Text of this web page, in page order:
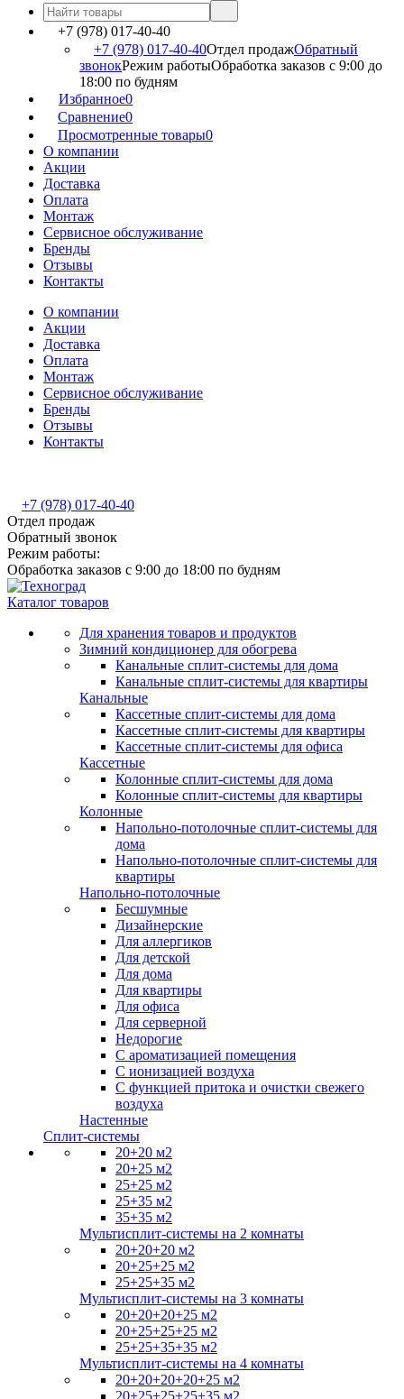
+7 (978) 017-40-40
+7 (978) 017-40-40Отдел продажОбратный
звонокРежим работыОбработка заказов с 9:00 до
18:00 по будням
Избранное0
Сравнение0
Просмотренные товары0
О компании
Акции
Доставка
Оплата
Монтаж
Сервисное обслуживание
Бренды
Отзывы
Контакты
О компании
Акции
Доставка
Оплата
Монтаж
Сервисное обслуживание
Бренды
Отзывы
Контакты
+7 (978) 017-40-40
Отдел продаж
Обратный звонок
Режим работы:
Обработка заказов с 9:00 до 18:00 по будням
Каталог товаров
Для хранения товаров и продуктов
Зимний кондиционер для обогрева
Канальные сплит-системы для дома
Канальные сплит-системы для квартиры
Канальные
Кассетные сплит-системы для дома
Кассетные сплит-системы для квартиры
Кассетные сплит-системы для офиса
Кассетные
Колонные сплит-системы для дома
Колонные сплит-системы для квартиры
Колонные
Напольно-потолочные сплит-системы для
дома
Напольно-потолочные сплит-системы для
квартиры
Напольно-потолочные
Бесшумные
Дизайнерские
Для аллергиков
Для детской
Для дома
Для квартиры
Для офиса
Для серверной
Недорогие
С ароматизацией помещения
С ионизацией воздуха
С функцией притока и очистки свежего
воздуха
Настенные
Сплит-системы
20+20 м2
20+25 м2
25+25 м2
25+35 м2
35+35 м2
Мультисплит-системы на 2 комнаты
20+20+20 м2
20+25+25 м2
25+25+35 м2
Мультисплит-системы на 3 комнаты
20+20+20+25 м2
20+25+25+25 м2
25+25+35+35 м2
Мультисплит-системы на 4 комнаты
20+20+20+20+25 м2
20+25+25+25+35 м2